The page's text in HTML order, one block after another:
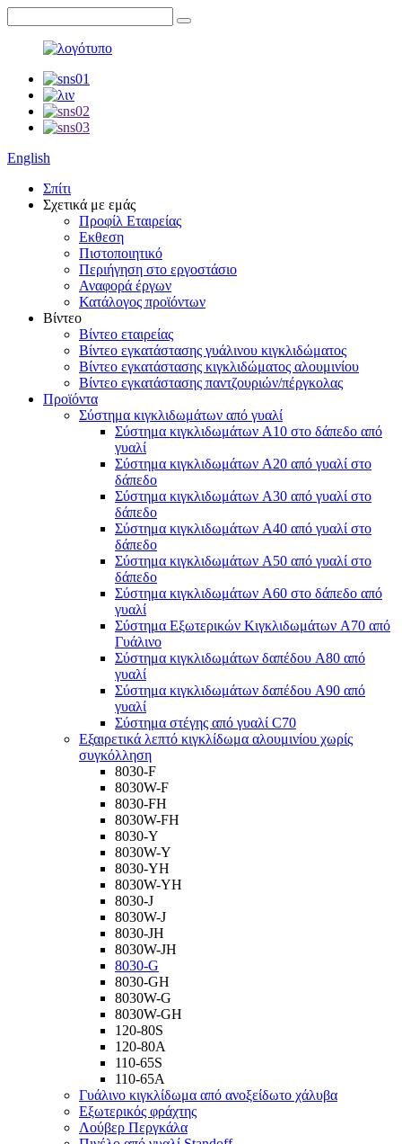
English
Σπίτι
Σχετικά με εμάς
Προφίλ Εταιρείας
Εκθεση
Πιστοποιητικό
Περιήγηση στο εργοστάσιο
Αναφορά έργων
Κατάλογος προϊόντων
Βίντεο
Βίντεο εταιρείας
Βίντεο εγκατάστασης γυάλινου κιγκλιδώματος
Βίντεο εγκατάστασης κιγκλιδώματος αλουμινίου
Βίντεο εγκατάστασης παντζουριών/πέργκολας
Προϊόντα
Σύστημα κιγκλιδωμάτων από γυαλί
Σύστημα κιγκλιδωμάτων A10 στο δάπεδο από
γυαλί
Σύστημα κιγκλιδωμάτων A20 από γυαλί στο
δάπεδο
Σύστημα κιγκλιδωμάτων A30 από γυαλί στο
δάπεδο
Σύστημα κιγκλιδωμάτων A40 από γυαλί στο
δάπεδο
Σύστημα κιγκλιδωμάτων A50 από γυαλί στο
δάπεδο
Σύστημα κιγκλιδωμάτων A60 στο δάπεδο από
γυαλί
Σύστημα Εξωτερικών Κιγκλιδωμάτων A70 από
Γυάλινο
Σύστημα κιγκλιδωμάτων δαπέδου A80 από
γυαλί
Σύστημα κιγκλιδωμάτων δαπέδου A90 από
γυαλί
Σύστημα στέγης από γυαλί C70
Εξαιρετικά λεπτό κιγκλίδωμα αλουμινίου χωρίς
συγκόλληση
8030-F
8030W-F
8030-FH
8030W-FH
8030-Υ
8030W-Y
8030-YH
8030W-YH
8030-J
8030W-J
8030-JH
8030W-JH
8030-G
8030-GH
8030W-G
8030W-GH
120-80S
120-80Α
110-65S
110-65Α
Γυάλινο κιγκλίδωμα από ανοξείδωτο χάλυβα
Εξωτερικός φράχτης
Λούβερ Περγκάλα